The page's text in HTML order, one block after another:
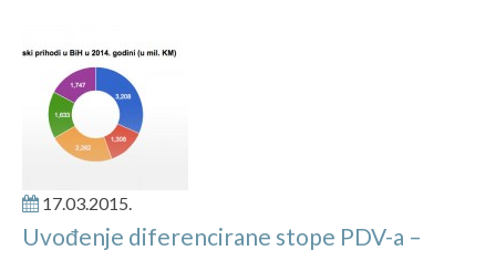
17.03.2015.
Uvođenje diferencirane stope PDV-a –